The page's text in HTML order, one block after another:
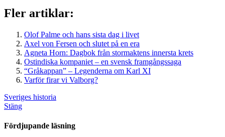
Fler artiklar:
Olof Palme och hans sista dag i livet
Axel von Fersen och slutet på en era
Agneta Horn: Dagbok från stormaktens innersta krets
Ostindiska kompaniet – en svensk framgångssaga
“Gråkappan” – Legenderna om Karl XI
Varför firar vi Valborg?
Sveriges historia
Stäng
Fördjupande läsning